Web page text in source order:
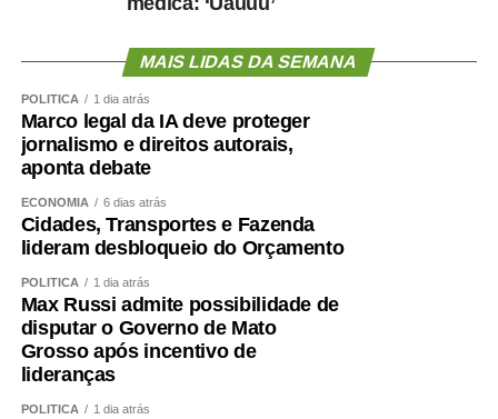
da educação infantil é um desafio para o país, desde a
do ensino ofertado para as crianças.
Wathier afirmou que o Fundeb tem tido um crescimento
de 4% acima da inflação nos últimos anos — o que,
segundo ele, representaria uma evolução expressiva dos
Controle
De acordo com o diretor de Controle Externo da
Educação do Tribunal de Contas da União (TCU), Paulo
Malheiros da Franca Junior, houve um crescimento
significativo da educação dentro do Orçamento federal,
MAIS LIDAS DA SEMANA
POLÍTICA 1 dia atrás
Marco legal da IA deve proteger
jornalismo e direitos autorais,
aponta debate
ECONOMIA 6 dias atrás
Cidades, Transportes e Fazenda
lideram desbloqueio do Orçamento
POLÍTICA 1 dia atrás
Max Russi admite possibilidade de
disputar o Governo de Mato
Grosso após incentivo de
lideranças
POLÍTICA 1 dia atrás